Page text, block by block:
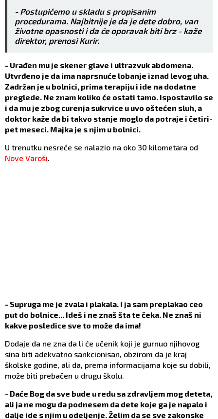
- Postupićemo u skladu s propisanim
procedurama. Najbitnije je da je dete dobro, van
životne opasnosti i da će oporavak biti brz - kaže
direktor, prenosi Kurir.
- Urađen mu je skener glave i ultrazvuk abdomena.
Utvrđeno je da ima naprsnuće lobanje iznad levog uha.
Zadržan je u bolnici, prima terapiju i ide na dodatne
preglede. Ne znam koliko će ostati tamo. Ispostavilo se
i da mu je zbog curenja sukrvice u uvo oštećen sluh, a
doktor kaže da bi takvo stanje moglo da potraje i četiri-
pet meseci. Majka je s njim u bolnici.
U trenutku nesreće se nalazio na oko 30 kilometara od
Nove Varoši.
- Supruga me je zvala i plakala. I ja sam preplakao ceo
put do bolnice... Ideš i ne znaš šta te čeka. Ne znaš ni
kakve posledice sve to može da ima!
Dodaje da ne zna da li će učenik koji je gurnuo njihovog
sina biti adekvatno sankcionisan, obzirom da je kraj
školske godine, ali da, prema informacijama koje su dobili,
može biti prebačen u drugu školu.
- Daće Bog da sve bude u redu sa zdravljem mog deteta,
ali ja ne mogu da podnesem da dete koje ga je napalo i
dalje ide s njim u odeljenje. Želim da se sve zakonske